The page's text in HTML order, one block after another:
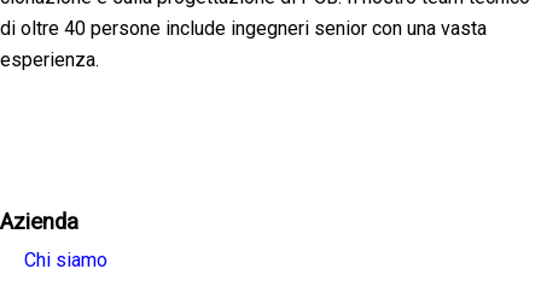
di oltre 40 persone include ingegneri senior con una vasta
esperienza.
Azienda
Chi siamo